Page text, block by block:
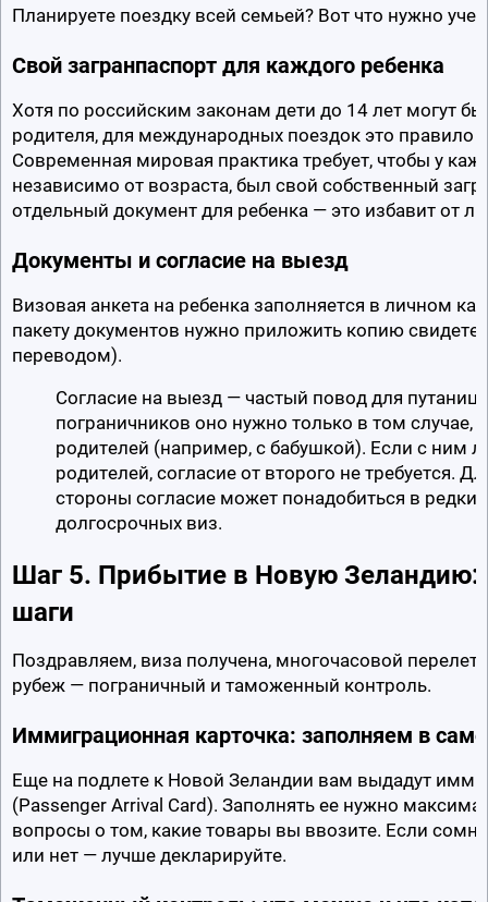
Планируете поездку всей семьей? Вот что нужно
Свой загранпаспорт для каждого ребенка
Хотя по российским законам дети до 14 лет могут
родителя, для международных поездок это правило
Современная мировая практика требует, чтобы у
независимо от возраста, был свой собственный
отдельный документ для ребенка — это избавит от
Документы и согласие на выезд
Визовая анкета на ребенка заполняется в личном
пакету документов нужно приложить копию
переводом).
Согласие на выезд — частый повод для
пограничников оно нужно только в том случае,
родителей (например, с бабушкой). Если с ним
родителей, согласие от второго не требуется.
стороны согласие может понадобиться в
долгосрочных виз.
Шаг 5. Прибытие в Новую
шаги
Поздравляем, виза получена, многочасовой перелет
рубеж — пограничный и таможенный контроль.
Иммиграционная карточка: заполняем в
Еще на подлете к Новой Зеландии вам выдадут
(Passenger Arrival Card). Заполнять ее нужно
вопросы о том, какие товары вы ввозите. Если
или нет — лучше декларируйте.